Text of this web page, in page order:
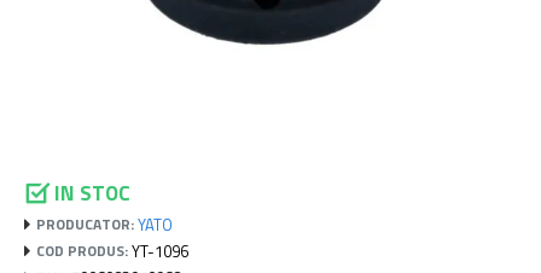
IN STOC
PRODUCATOR:YATO
COD PRODUS:YT-1096